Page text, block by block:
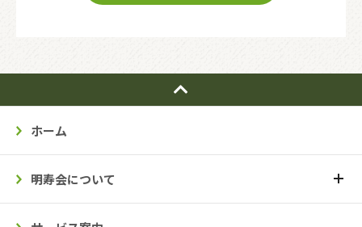
ホーム
明寿会について